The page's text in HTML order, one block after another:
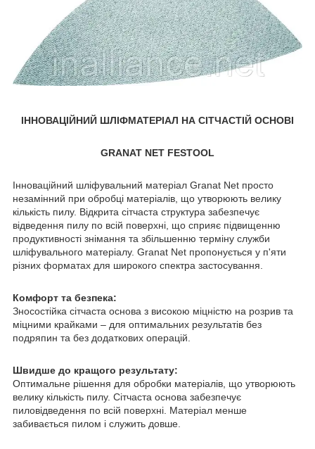
ІННОВАЦІЙНИЙ ШЛІФМАТЕРІАЛ НА СІТЧАСТІЙ ОСНОВІ
GRANAT NET FESTOOL
Інноваційний шліфувальний матеріал Granat Net просто
незамінний при обробці матеріалів, що утворюють велику
кількість пилу. Відкрита сітчаста структура забезпечує
відведення пилу по всій поверхні, що сприяє підвищенню
продуктивності знімання та збільшенню терміну служби
шліфувального матеріалу. Granat Net пропонується у п'яти
різних форматах для широкого спектра застосування.
Комфорт та безпека:
Зносостійка сітчаста основа з високою міцністю на розрив та
міцними крайками – для оптимальних результатів без
подряпин та без додаткових операцій.
Швидше до кращого результату:
Оптимальне рішення для обробки матеріалів, що утворюють
велику кількість пилу. Сітчаста основа забезпечує
пиловідведення по всій поверхні. Матеріал менше
забивається пилом і служить довше.